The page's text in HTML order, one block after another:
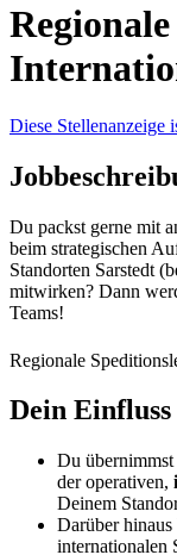
Diese Stellenanzeige
Du packst gerne mit
beim strategischen
Standorten Sarstedt
mitwirken? Dann
Teams!
Regionale
Dein Einfluss
Du übernimmst
der operativen,
Deinem
Darüber
internationalen